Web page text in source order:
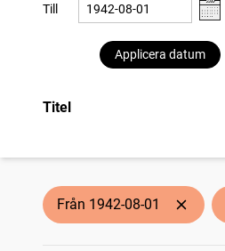
Till
Applicera datum
Titel
Från 1942-08-01